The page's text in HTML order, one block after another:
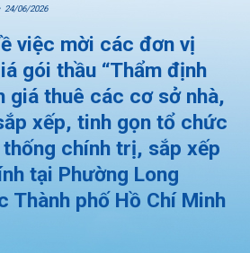
24/06/2026
việc mời các đơn vị
gói thầu “Thẩm định
giá thuê các cơ sở nhà,
xếp, tinh gọn tổ chức
chính trị, sắp xếp
tại Phường Long
Thành phố Hồ Chí Minh